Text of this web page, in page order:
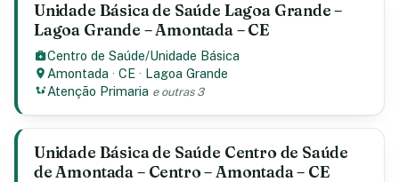
Unidade Básica de Saúde Lagoa Grande –
Lagoa Grande – Amontada – CE
Centro de Saúde/Unidade Básica
Amontada ·CE · Lagoa Grande
Atenção Primaria e outras 3
Unidade Básica de Saúde Centro de Saúde
de Amontada – Centro – Amontada – CE